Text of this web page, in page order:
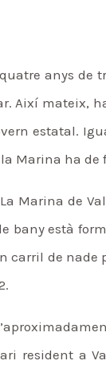
anys
Així mateix,
estatal.
Marina ha de
Marina de
bany està
carril de nade
resident a